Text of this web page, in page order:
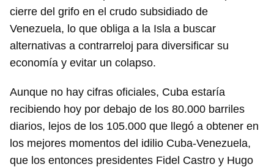
cierre del grifo en el crudo subsidiado de
Venezuela, lo que obliga a la Isla a buscar
alternativas a contrarreloj para diversificar su
economía y evitar un colapso.
Aunque no hay cifras oficiales, Cuba estaría
recibiendo hoy por debajo de los 80.000 barriles
diarios, lejos de los 105.000 que llegó a obtener en
los mejores momentos del idilio Cuba-Venezuela,
que los entonces presidentes Fidel Castro y Hugo